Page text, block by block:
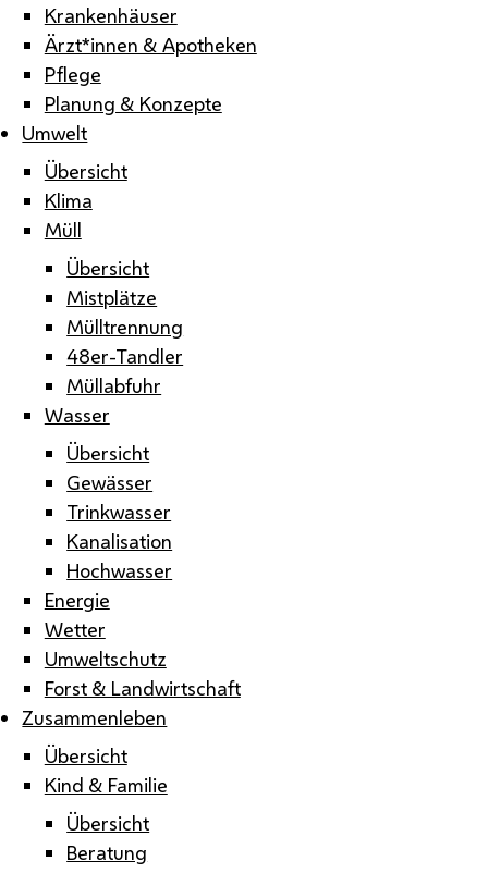
Krankenhäuser
Ärzt*innen & Apotheken
Pflege
Planung & Konzepte
Umwelt
Übersicht
Klima
Müll
Übersicht
Mistplätze
Mülltrennung
48er-Tandler
Müllabfuhr
Wasser
Übersicht
Gewässer
Trinkwasser
Kanalisation
Hochwasser
Energie
Wetter
Umweltschutz
Forst & Landwirtschaft
Zusammenleben
Übersicht
Kind & Familie
Übersicht
Beratung